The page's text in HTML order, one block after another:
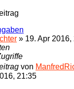
» 19. Apr 2016,
von
21:35